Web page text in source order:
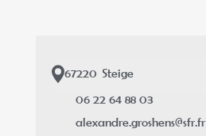
67220 Steige
06 22 64 88 03
alexandre.groshens@sfr.fr